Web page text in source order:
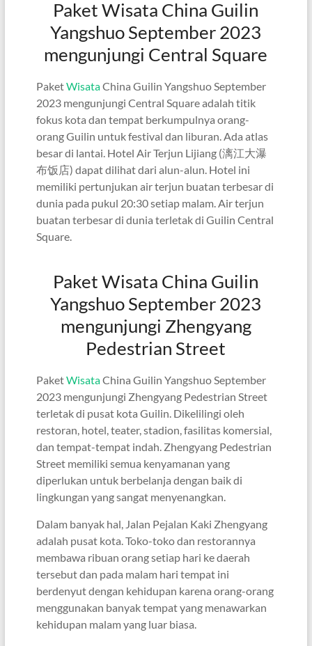
Paket Wisata China Guilin
Yangshuo September 2023
mengunjungi Central Square
PaketWisataChina Guilin Yangshuo September
2023 mengunjungi Central Square adalah titik
fokus kota dan tempat berkumpulnya orang-
orang Guilin untuk festival dan liburan. Ada atlas
besar di lantai. Hotel Air Terjun Lijiang (漓江大瀑
布饭店) dapat dilihat dari alun-alun. Hotel ini
memiliki pertunjukan air terjun buatan terbesar di
dunia pada pukul 20:30 setiap malam. Air terjun
buatan terbesar di dunia terletak di Guilin Central
Square.
Paket Wisata China Guilin
Yangshuo September 2023
mengunjungi Zhengyang
Pedestrian Street
PaketWisataChina Guilin Yangshuo September
2023 mengunjungi Zhengyang Pedestrian Street
terletak di pusat kota Guilin. Dikelilingi oleh
restoran, hotel, teater, stadion, fasilitas komersial,
dan tempat-tempat indah. Zhengyang Pedestrian
Street memiliki semua kenyamanan yang
diperlukan untuk berbelanja dengan baik di
lingkungan yang sangat menyenangkan.
Dalam banyak hal, Jalan Pejalan Kaki Zhengyang
adalah pusat kota. Toko-toko dan restorannya
membawa ribuan orang setiap hari ke daerah
tersebut dan pada malam hari tempat ini
berdenyut dengan kehidupan karena orang-orang
menggunakan banyak tempat yang menawarkan
kehidupan malam yang luar biasa.